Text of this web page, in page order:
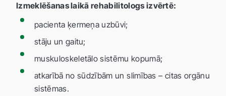
Izmeklēšanas laikā rehabilitologs izvērtē:
pacienta ķermeņa uzbūvi;
stāju un gaitu;
muskuloskeletālo sistēmu kopumā;
atkarībā no sūdzībām un slimības – citas orgānu
sistēmas.